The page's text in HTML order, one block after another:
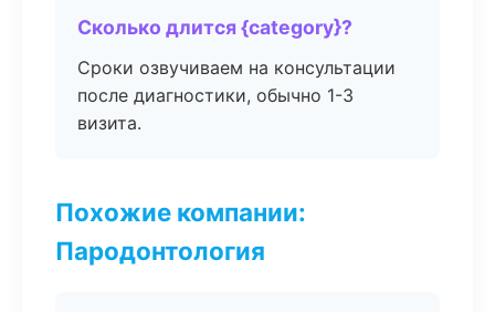
Сколько длится {category}?
Сроки озвучиваем на консультации
после диагностики, обычно 1-3
визита.
Похожие компании:
Пародонтология